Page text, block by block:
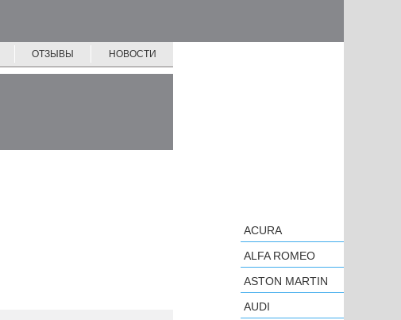
ОТЗЫВЫ НОВОСТИ
ACURA
ALFA ROMEO
ASTON MARTIN
AUDI